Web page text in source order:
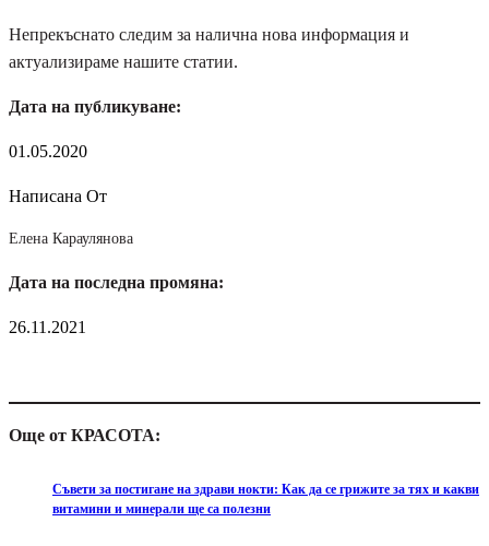
Непрекъснато следим за налична нова информация и
актуализираме нашите статии.
Дата на публикуване:
01.05.2020
Написана От
Елена Караулянова
Дата на последна промяна:
26.11.2021
Още от КРАСОТА:
Съвети за постигане на здрави нокти: Как да се грижите за тях и какви
витамини и минерали ще са полезни